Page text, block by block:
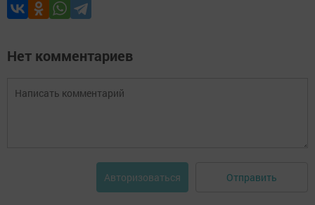
Нет комментариев
Авторизоваться Отправить